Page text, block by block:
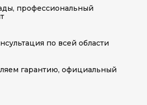
профессиональный
по всей области
гарантию, официальный